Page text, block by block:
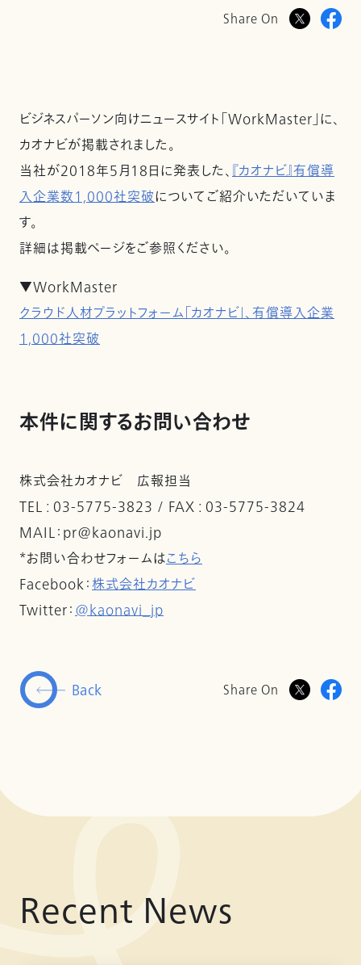
Share On
ビジネスパーソン向けニュースサイト「WorkMaster」に、
カオナビが掲載されました。
当社が2018年5月18日に発表した、『カオナビ』有償導
入企業数1,000社突破についてご紹介いただいていま
す。
詳細は掲載ページをご参照ください。
▼WorkMaster
クラウド人材プラットフォーム「カオナビ」、有償導入企業
1,000社突破
本件に関するお問い合わせ
株式会社カオナビ 広報担当
TEL : 03-5775-3823 / FAX : 03-5775-3824
MAIL：pr@kaonavi.jp
*お問い合わせフォームはこちら
Facebook：株式会社カオナビ
Twitter：@kaonavi_jp
Back Share On
Recent News